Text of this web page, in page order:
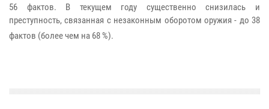
56 фактов. В текущем году существенно снизилась и
преступность, связанная с незаконным оборотом оружия - до 38
фактов (более чем на 68 %).